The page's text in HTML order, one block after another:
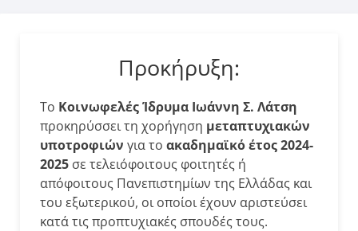
Προκήρυξη:
Το Κοινωφελές Ίδρυμα Ιωάννη Σ. Λάτση
προκηρύσσει τη χορήγηση μεταπτυχιακών
υποτροφιών για το ακαδημαϊκό έτος 2024-
2025 σε τελειόφοιτους φοιτητές ή
απόφοιτους Πανεπιστημίων της Ελλάδας και
του εξωτερικού, οι οποίοι έχουν αριστεύσει
κατά τις προπτυχιακές σπουδές τους.